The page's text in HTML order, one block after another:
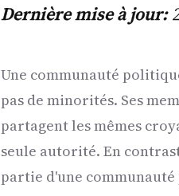
Dernière mise à jour:
Une communauté
pas de minorités. Ses
partagent les mêmes
seule autorité. En
partie d'une